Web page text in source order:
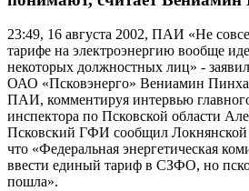
23:49, 16 августа 2002, ПАИ «Не
тарифе на электроэнергию вообще
некоторых должностных лиц» -
ОАО «Псковэнерго» Вениамин
ПАИ, комментируя интервью
инспектора по Псковской области
Псковский ГФИ сообщил Локнянской
что «Федеральная энергетическая
ввести единый тариф в СЗФО, но
пошла».